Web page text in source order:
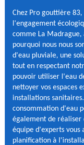
Chez Pro gouttière
l'engagement
comme La
pourquoi nous nous
d'eau pluviale, une
tout en respectant
pouvoir utiliser l'eau
nettoyer vos espaces
installations
consommation d'eau
également de réaliser
équipe d'experts vous
planification à